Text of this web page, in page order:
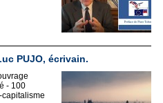
PUJO, écrivain.
- 100
capitalisme